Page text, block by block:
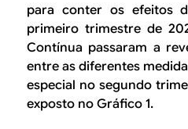
para conter os efeitos
primeiro trimestre de
Contínua passaram a
entre as diferentes
especial no segundo
exposto no Gráfico 1.